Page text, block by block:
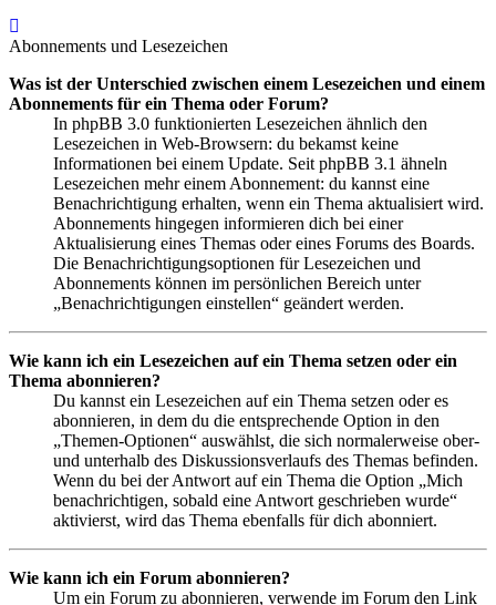
oben
Abonnements und Lesezeichen
Was ist der Unterschied zwischen einem Lesezeichen und einem
Abonnements für ein Thema oder Forum?
In phpBB 3.0 funktionierten Lesezeichen ähnlich den
Lesezeichen in Web-Browsern: du bekamst keine
Informationen bei einem Update. Seit phpBB 3.1 ähneln
Lesezeichen mehr einem Abonnement: du kannst eine
Benachrichtigung erhalten, wenn ein Thema aktualisiert wird.
Abonnements hingegen informieren dich bei einer
Aktualisierung eines Themas oder eines Forums des Boards.
Die Benachrichtigungsoptionen für Lesezeichen und
Abonnements können im persönlichen Bereich unter
„Benachrichtigungen einstellen“ geändert werden.
Wie kann ich ein Lesezeichen auf ein Thema setzen oder ein
Thema abonnieren?
Du kannst ein Lesezeichen auf ein Thema setzen oder es
abonnieren, in dem du die entsprechende Option in den
„Themen-Optionen“ auswählst, die sich normalerweise ober-
und unterhalb des Diskussionsverlaufs des Themas befinden.
Wenn du bei der Antwort auf ein Thema die Option „Mich
benachrichtigen, sobald eine Antwort geschrieben wurde“
aktivierst, wird das Thema ebenfalls für dich abonniert.
Wie kann ich ein Forum abonnieren?
Um ein Forum zu abonnieren, verwende im Forum den Link